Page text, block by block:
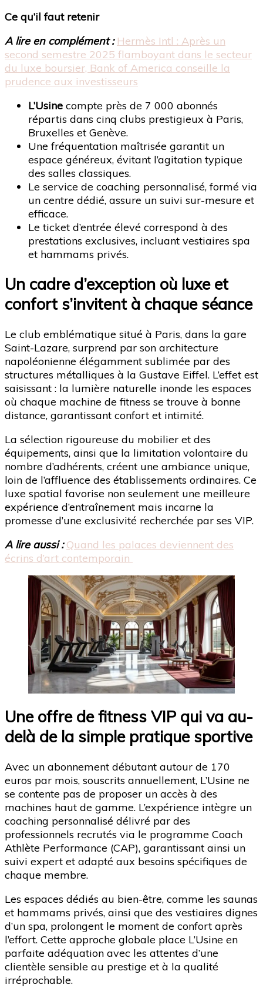
Ce qu’il faut retenir
A lire en complément : Hermès Intl : Après un
second semestre 2025 flamboyant dans le secteur
du luxe boursier, Bank of America conseille la
prudence aux investisseurs
L’Usine compte près de 7 000 abonnés
répartis dans cinq clubs prestigieux à Paris,
Bruxelles et Genève.
Une fréquentation maîtrisée garantit un
espace généreux, évitant l’agitation typique
des salles classiques.
Le service de coaching personnalisé, formé via
un centre dédié, assure un suivi sur-mesure et
efficace.
Le ticket d’entrée élevé correspond à des
prestations exclusives, incluant vestiaires spa
et hammams privés.
Un cadre d’exception où luxe et
confort s’invitent à chaque séance
Le club emblématique situé à Paris, dans la gare
Saint-Lazare, surprend par son architecture
napoléonienne élégamment sublimée par des
structures métalliques à la Gustave Eiffel. L’effet est
saisissant : la lumière naturelle inonde les espaces
où chaque machine de fitness se trouve à bonne
distance, garantissant confort et intimité.
La sélection rigoureuse du mobilier et des
équipements, ainsi que la limitation volontaire du
nombre d’adhérents, créent une ambiance unique,
loin de l’affluence des établissements ordinaires. Ce
luxe spatial favorise non seulement une meilleure
expérience d’entraînement mais incarne la
promesse d’une exclusivité recherchée par ses VIP.
A lire aussi : Quand les palaces deviennent des
écrins d’art contemporain
Une offre de fitness VIP qui va au-
delà de la simple pratique sportive
Avec un abonnement débutant autour de 170
euros par mois, souscrits annuellement, L’Usine ne
se contente pas de proposer un accès à des
machines haut de gamme. L’expérience intègre un
coaching personnalisé délivré par des
professionnels recrutés via le programme Coach
Athlète Performance (CAP), garantissant ainsi un
suivi expert et adapté aux besoins spécifiques de
chaque membre.
Les espaces dédiés au bien-être, comme les saunas
et hammams privés, ainsi que des vestiaires dignes
d’un spa, prolongent le moment de confort après
l’effort. Cette approche globale place L’Usine en
parfaite adéquation avec les attentes d’une
clientèle sensible au prestige et à la qualité
irréprochable.